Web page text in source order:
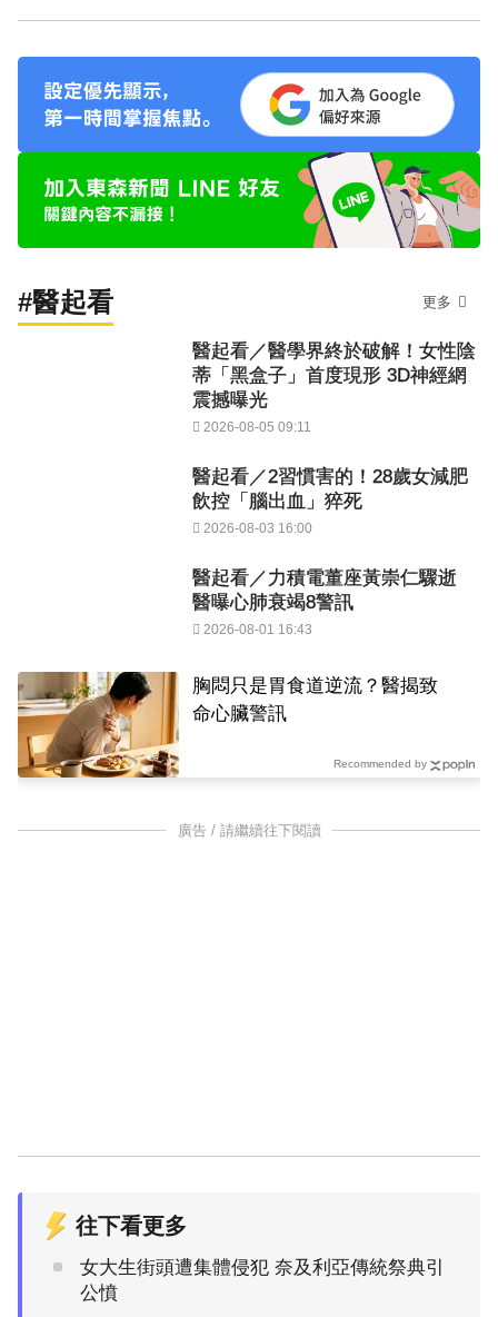
#醫起看 更多
醫起看／醫學界終於破解！女性陰
蒂「黑盒子」首度現形 3D神經網
震撼曝光
2026-08-05 09:11
醫起看／2習慣害的！28歲女減肥
飲控「腦出血」猝死
2026-08-03 16:00
醫起看／力積電董座黃崇仁驟逝
醫曝心肺衰竭8警訊
2026-08-01 16:43
胸悶只是胃食道逆流？醫揭致
命心臟警訊
Recommended by
廣告 / 請繼續往下閱讀
往下看更多
女大生街頭遭集體侵犯 奈及利亞傳統祭典引
公憤